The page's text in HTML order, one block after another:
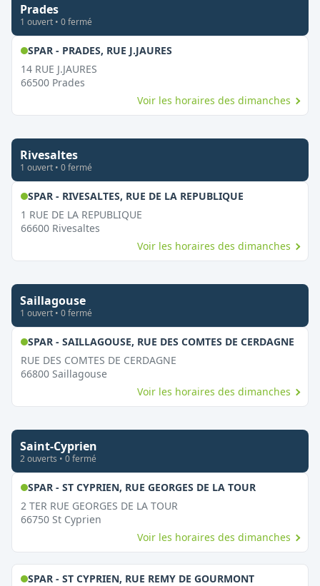
Prades
1 ouvert • 0fermé
SPAR - PRADES, RUE J.JAURES,
14 RUE J.JAURES
66500 Prades
Voir les horaires des dimanches
Rivesaltes
1 ouvert • 0fermé
SPAR - RIVESALTES, RUE DE LA REPUBLIQUE,
1 RUE DE LA REPUBLIQUE
66600 Rivesaltes
Voir les horaires des dimanches
Saillagouse
1 ouvert • 0fermé
SPAR - SAILLAGOUSE, RUE DES COMTES DE CERDAGNE,
RUE DES COMTES DE CERDAGNE
66800 Saillagouse
Voir les horaires des dimanches
Saint-Cyprien
2ouverts • 0fermé
SPAR - ST CYPRIEN, RUE GEORGES DE LA TOUR,
2 TER RUE GEORGES DE LA TOUR
66750 St Cyprien
Voir les horaires des dimanches
SPAR - ST CYPRIEN, RUE REMY DE GOURMONT,